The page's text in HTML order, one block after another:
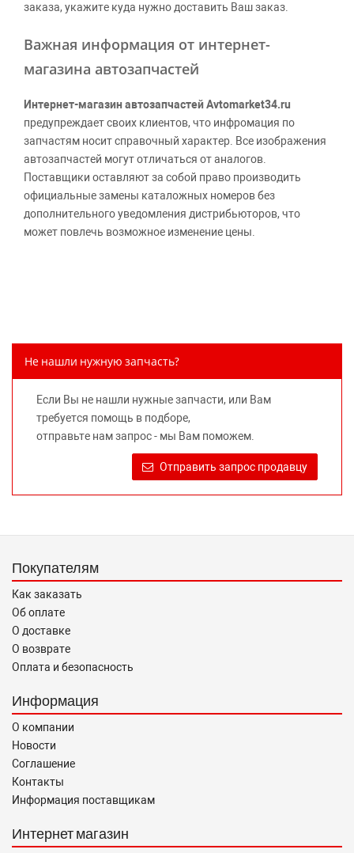
заказа, укажите куда нужно доставить Ваш заказ.
Важная информация от интернет-
магазина автозапчастей
Интернет-магазин автозапчастей Avtomarket34.ru
предупреждает своих клиентов, что инфромация по
запчастям носит справочный характер. Все изображения
автозапчастей могут отличаться от аналогов.
Поставщики оставляют за собой право производить
официальные замены каталожных номеров без
дополнительного уведомления дистрибьюторов, что
может повлечь возможное изменение цены.
предлагаемых к продаже запасных частей для
правообладателей указанных товарных знаков.
Требование предоставлять покупателю необходимую и
достоверную информацию о товаре, предлагаемом к
продаже, обеспечивающую возможность их правильного
выбора возложено на продавца (изготовителя) Законом
«О защите прав потребителей».
Не нашли нужную запчасть?
Если Вы не нашли нужные запчасти, или Вам
требуется помощь в подборе,
отправьте нам запрос - мы Вам поможем.
Отправить запрос продавцу
Покупателям
Как заказать
Об оплате
О доставке
О возврате
Оплата и безопасность
Информация
О компании
Новости
Соглашение
Контакты
Информация поставщикам
Интернет магазин